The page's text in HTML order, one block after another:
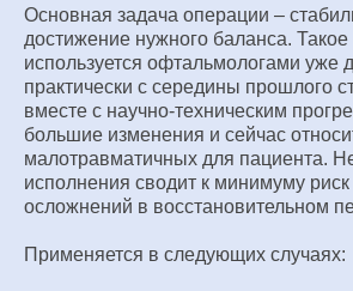
Основная задача операции –
достижение нужного баланса.
используется офтальмологами уже
практически с середины прошлого
вместе с научно-техническим
большие изменения и сейчас
малотравматичных для пациента.
исполнения сводит к минимуму риск
осложнений в восстановительном
Применяется в следующих случаях: